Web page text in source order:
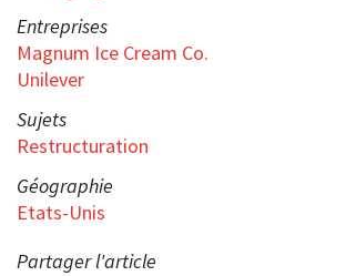
Entreprises
Magnum Ice Cream Co.
Unilever
Sujets
Restructuration
Géographie
Etats-Unis
Partager l'article